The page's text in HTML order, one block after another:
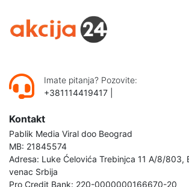
Imate pitanja? Pozovite:
+381114419417
Kontakt
Pablik Media Viral doo Beograd
MB: 21845574
Adresa: Luke Ćelovića Trebinjca 11 A/8/803,
venac Srbija
Pro Credit Bank: 220-0000000166670-20